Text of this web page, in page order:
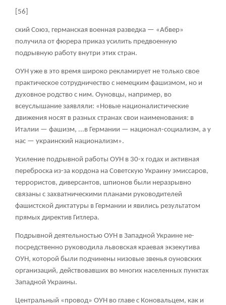
[56]
ский Союз, германская военная разведка — «Абвер»
получила от фюрера приказ усилить предвоенную
подрывную работу внутри этих стран.
ОУН уже в это время широко рекламирует не только свое
практическое сотрудничество с немецким фашизмом, но и
духовное родство с ним. Оуновцы, например, во
всеуслышание заявляли: «Новые националистические
движения носят в разных странах свои наименования: в
Италии — фашизм, ...в Германии — национал-социализм, а у
нас — украинский национализм».
Усиление подрывной работы ОУН в 30-х годах и активная
переброска из-за кордона на Советскую Украину эмиссаров,
террористов, диверсантов, шпионов были неразрывно
связаны с захватническими планами руководителей
фашистской диктатуры в Германии и явились результатом
прямых директив Гитлера.
Подрывной деятельностью ОУН в Западной Украине не-
посредственно руководила львовская краевая экзекутива
ОУН, которой были подчинены низовые звенья оуновских
организаций, действовавших во многих населенных пунктах
Западной Украины.
Центральный «провод» ОУН во главе с Коновальцем, как и